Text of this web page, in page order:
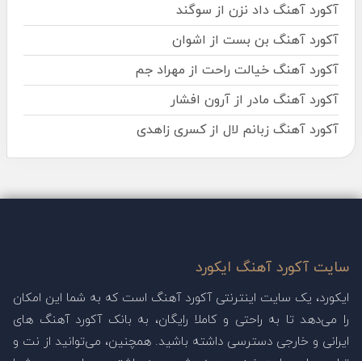
آکورد آهنگ داد نزن از سوگند
آکورد آهنگ بن بست از اشوان
آکورد آهنگ خیالت راحت از مهراد جم
آکورد آهنگ مادر از آرون افشار
آکورد آهنگ زبانم لال از کسری زاهدی
سایت آکورد آهنگ ایکورد
ایکورد، یک سایت اینترنتی آکورد آهنگ است که به شما این امکان
را می‌دهد تا به راحتی و کاملا رایگان، به بانک آکورد آهنگ های
ایرانی و خارجی دسترسی داشته باشید. همچنین، می‌توانید از نت و